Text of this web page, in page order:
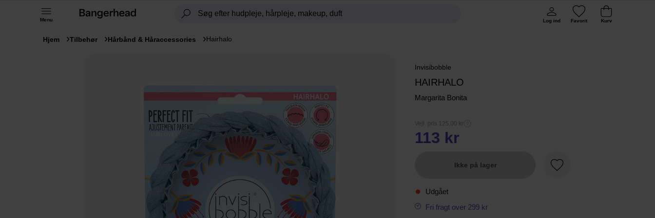
Menu Log ind Favorit Kurv
Hjem Tilbehør Hårbånd & Håraccessories Hairhalo
Invisibobble
HAIRHALO
Margarita Bonita
Vejl. pris 125,00 kr
113 kr
Ikke på lager
Favorit
Udgået
Fri fragt over 299 kr